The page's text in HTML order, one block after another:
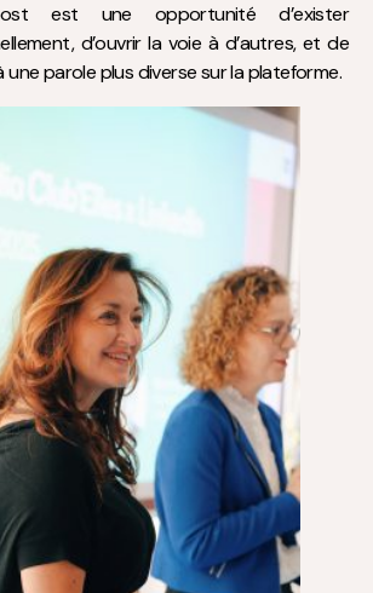
est une opportunité d’exister
d’ouvrir la voie à d’autres, et de
parole plus diverse sur la plateforme.